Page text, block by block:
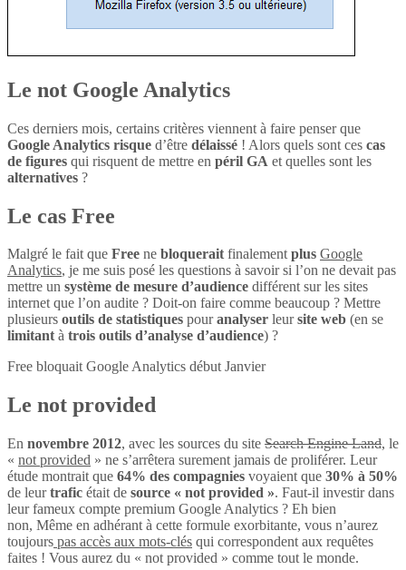
Le not Google Analytics
Ces derniers mois, certains critères viennent à faire penser que
Google Analytics risque d’être délaissé ! Alors quels sont ces cas
de figures qui risquent de mettre en péril GA et quelles sont les
alternatives ?
Le cas Free
Malgré le fait que Free ne bloqueraitfinalementplus Google
Analytics, je me suis posé les questions à savoir si l’on ne devait pas
mettre un système de mesure d’audience différent sur les sites
internet que l’on audite ? Doit-on faire comme beaucoup ? Mettre
plusieurs outils de statistiques pouranalyser leursite web (en se
limitantà trois outils d’analyse d’audience) ?
Free bloquait Google Analytics début Janvier
Le not provided
En novembre 2012, avec les sources du site Search Engine Land, le
« not provided » ne s’arrêtera surement jamais de proliférer. Leur
étude montrait que 64% des compagnies voyaient que 30% à 50%
de leurtrafic était de source « not provided ». Faut-il investir dans
leur fameux compte premium Google Analytics ? Eh bien
non, Même en adhérant à cette formule exorbitante, vous n’aurez
toujours pas accès aux mots-clés qui correspondent aux requêtes
faites ! Vous aurez du « not provided » comme tout le monde.